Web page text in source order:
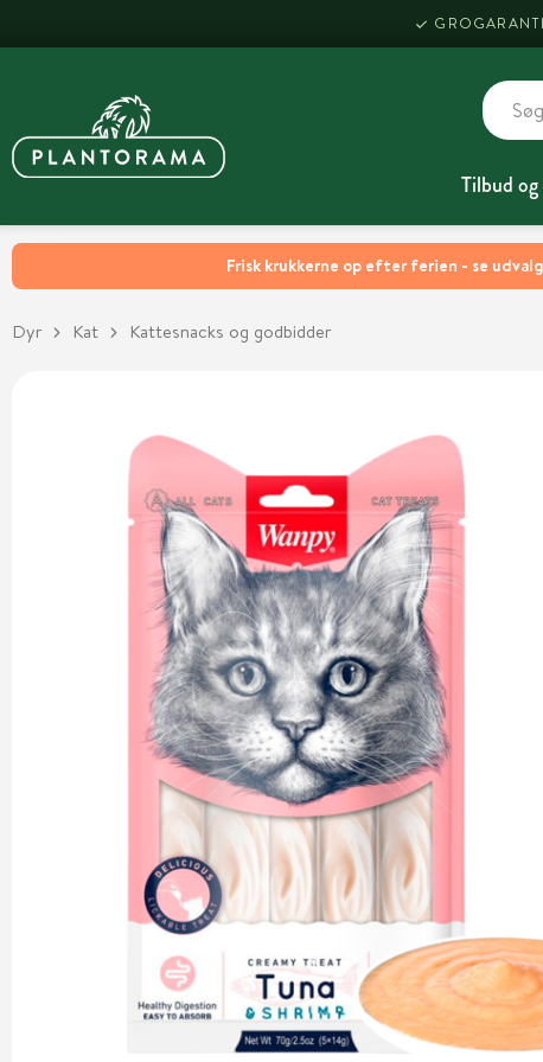
Frisk krukkerne op efter ferien - se
GROGARANTI
Tilbud
Dyr Kat Kattesnacks og godbidder